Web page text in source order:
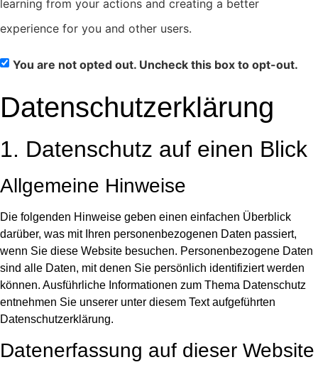
learning from your actions and creating a better
experience for you and other users.
You are not opted out. Uncheck this box to opt-out.
Datenschutz­erklärung
1. Datenschutz auf einen Blick
Allgemeine Hinweise
Die folgenden Hinweise geben einen einfachen Überblick
darüber, was mit Ihren personenbezogenen Daten passiert,
wenn Sie diese Website besuchen. Personenbezogene Daten
sind alle Daten, mit denen Sie persönlich identifiziert werden
können. Ausführliche Informationen zum Thema Datenschutz
entnehmen Sie unserer unter diesem Text aufgeführten
Datenschutzerklärung.
Datenerfassung auf dieser Website